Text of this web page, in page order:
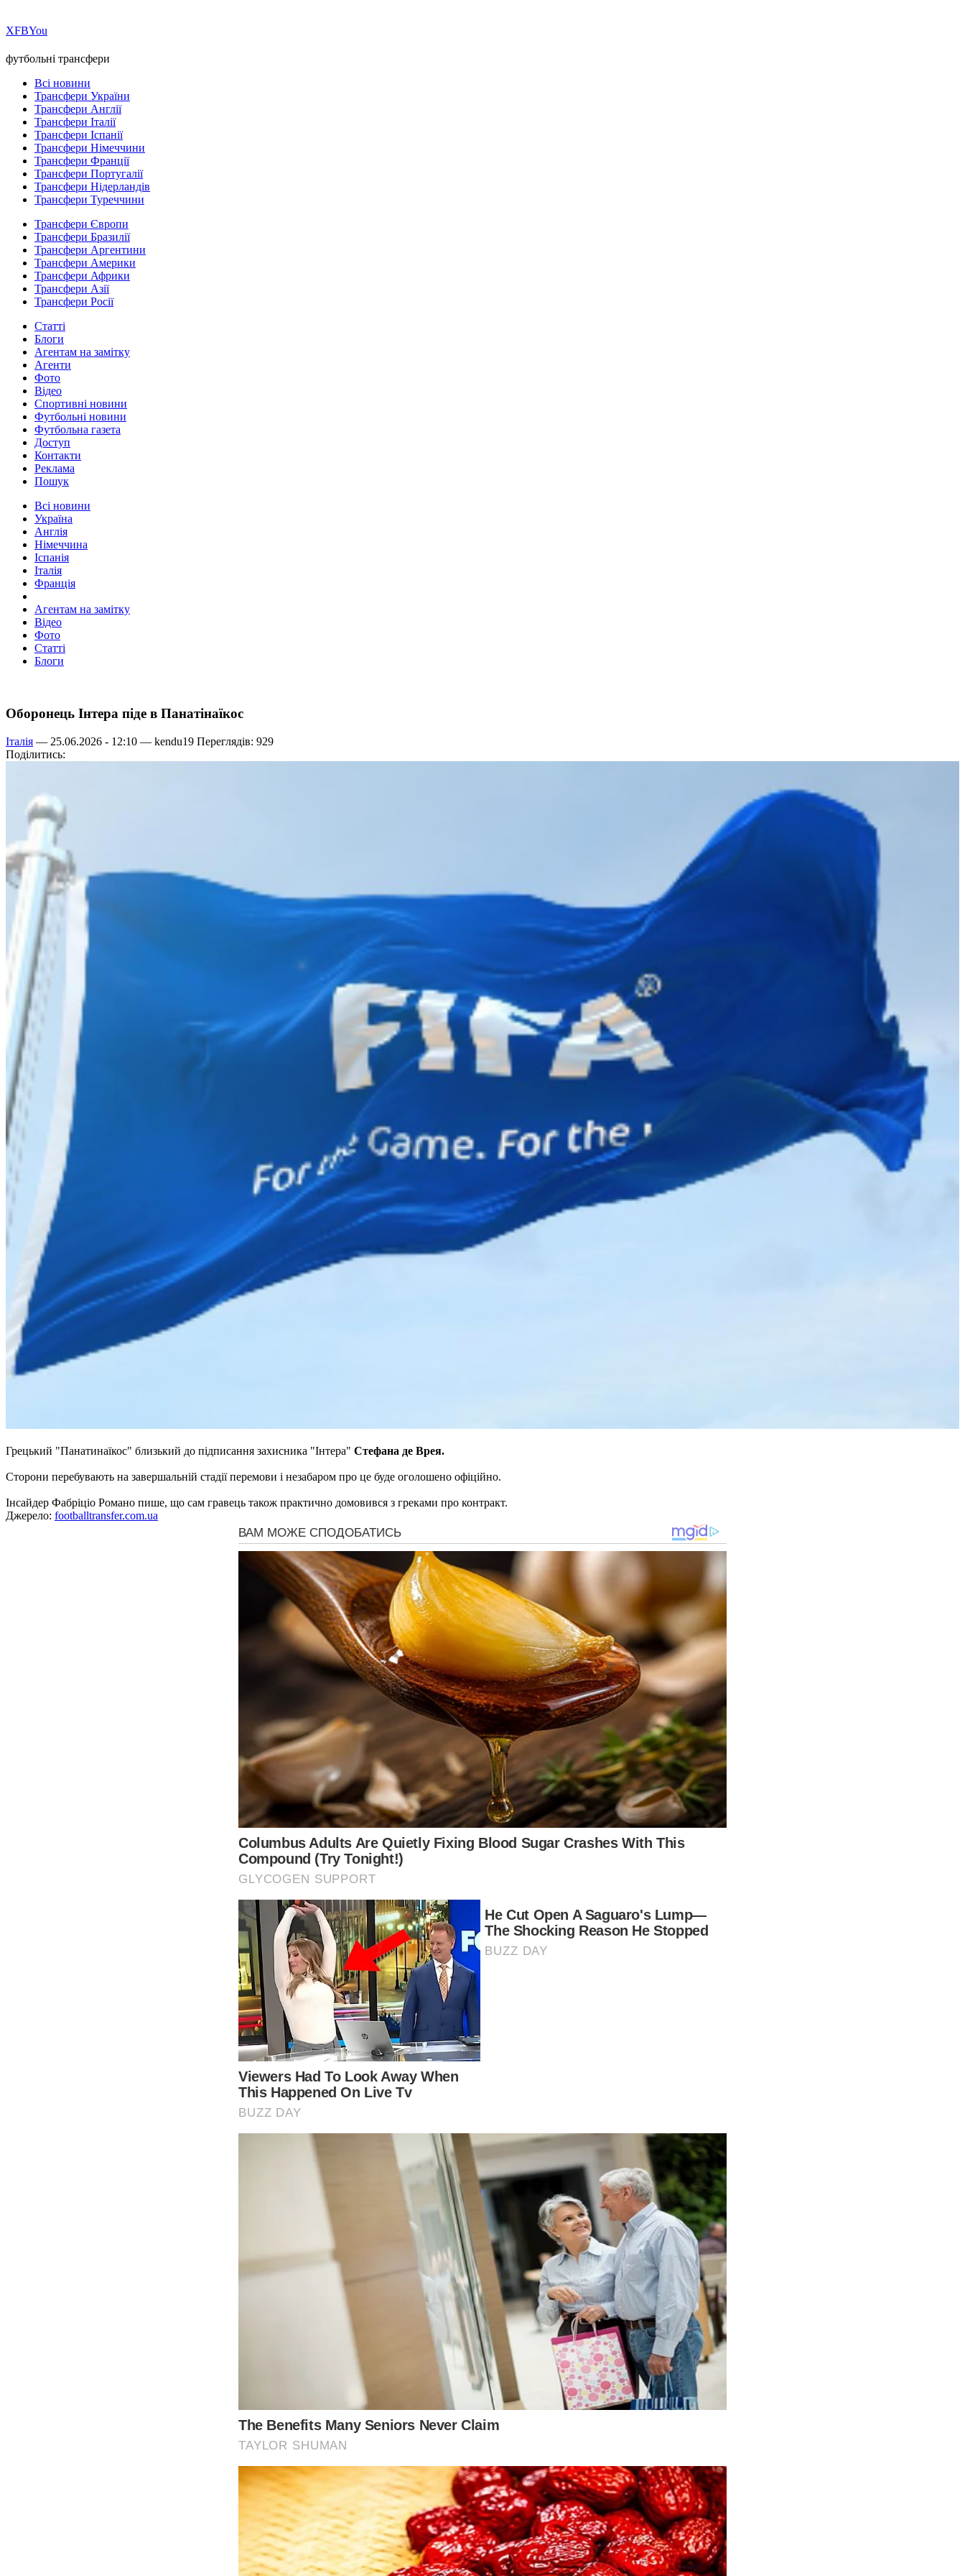
ХFBYou
футбольні трансфери
Всі новини
Трансфери України
Трансфери Англії
Трансфери Італії
Трансфери Іспанії
Трансфери Німеччини
Трансфери Франції
Трансфери Португалії
Трансфери Нідерландів
Трансфери Туреччини
Трансфери Європи
Трансфери Бразилії
Трансфери Аргентини
Трансфери Америки
Трансфери Африки
Трансфери Азії
Трансфери Росії
Статті
Блоги
Агентам на замітку
Агенти
Фото
Відео
Спортивні новини
Футбольні новини
Футбольна газета
Доступ
Контакти
Реклама
Пошук
Всі новини
Україна
Англія
Німеччина
Іспанія
Італія
Франція
Агентам на замітку
Відео
Фото
Статті
Блоги
Оборонець Інтера піде в Панатінаїкос
Італія — 25.06.2026 - 12:10 — kendu19 Переглядів: 929
Поділитись:
Грецький "Панатинаїкос" близький до підписання захисника "Інтера" Стефана де Врея.
Сторони перебувають на завершальній стадії перемови і незабаром про це буде оголошено офіційно.
Інсайдер Фабріціо Романо пише, що сам гравець також практично домовився з греками про контракт.
Джерело: footballtransfer.com.ua